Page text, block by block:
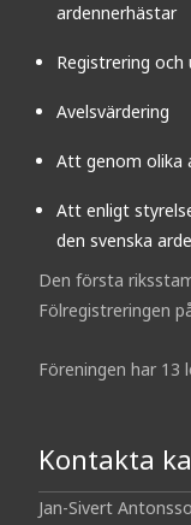
ardennerhästar
Registrering
Avelsvärdering
Att genom olika
Att enligt
den svenska
Den första
Fölregistreringen
Föreningen har 13
Kontakta
Jan-Sivert